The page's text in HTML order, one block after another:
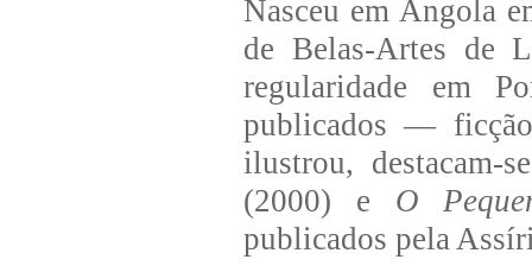
Nasceu em Angola
de Belas-Artes de
regularidade em
publicados —
ilustrou, destacam-
(2000) e O
publicados pela